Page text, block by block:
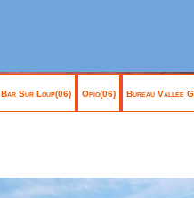
Sur Loup(06) Opio(06) Bureau Vallée